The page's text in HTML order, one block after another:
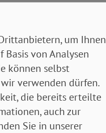
um Ihnen
von Analysen
können selbst
verwenden dürfen.
die bereits erteilte
auch zur
Sie in unserer